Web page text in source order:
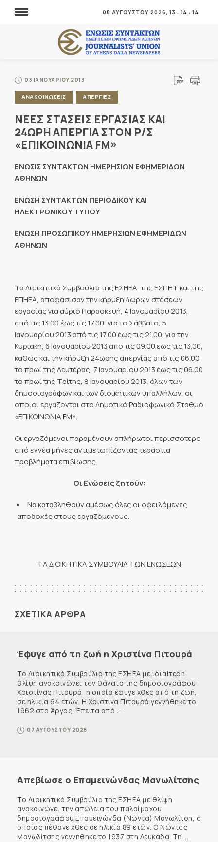
08 ΑΥΓΟΥΣΤΟΥ 2026, 13 : 14 : 14
03 ΙΑΝΟΥΑΡΙΟΥ 2013
ΑΝΑΚΟΙΝΩΣΕΙΣ ΑΠΕΡΓΙΕΣ
ΝΕΕΣ ΣΤΑΣΕΙΣ ΕΡΓΑΣΙΑΣ ΚΑΙ
24ΩΡΗ ΑΠΕΡΓΙΑ ΣΤΟΝ Ρ/Σ
«ΕΠΙΚΟΙΝΩΝΙΑ FM»
ΕΝΩΣΙΣ ΣΥΝΤΑΚΤΩΝ ΗΜΕΡΗΣΙΩΝ ΕΦΗΜΕΡΙΔΩΝ
ΑΘΗΝΩΝ
ΕΝΩΣΗ ΣΥΝΤΑΚΤΩΝ ΠΕΡΙΟΔΙΚΟΥ ΚΑΙ
ΗΛΕΚΤΡΟΝΙΚΟΥ ΤΥΠΟΥ
ΕΝΩΣΗ ΠΡΟΣΩΠΙΚΟΥ ΗΜΕΡΗΣΙΩΝ ΕΦΗΜΕΡΙΔΩΝ
ΑΘΗΝΩΝ
Τα Διοικητικά Συμβούλια της ΕΣΗΕΑ, της ΕΣΠΗΤ και της
ΕΠΗΕΑ, αποφάσισαν την κήρυξη 4ωρων στάσεων
εργασίας για αύριο Παρασκευή, 4 Ιανουαρίου 2013,
από τις 13.00 έως τις 17.00, για το Σάββατο, 5
Ιανουαρίου 2013 από τις 17.00 έως τις 21.00, για την
Κυριακή, 6 Ιανουαρίου 2013 από τις 09.00 έως τις 13.00,
καθώς και την κήρυξη 24ωρης απεργίας από τις 06.00
το πρωί της Δευτέρας, 7 Ιανουαρίου 2013 έως τις 06.00
το πρωί της Τρίτης, 8 Ιανουαρίου 2013, όλων των
δημοσιογράφων και των διοικητικών υπαλλήλων, οι
οποίοι εργάζονται στο Δημοτικό Ραδιοφωνικό Σταθμό
«ΕΠΙΚΟΙΝΩΝΙΑ FM».
Οι εργαζόμενοι παραμένουν απλήρωτοι περισσότερο
από εννέα μήνες αντιμετωπίζοντας τεράστια
προβλήματα επιβίωσης.
Οι Ενώσεις ζητούν:
Να καταβληθούν αμέσως όλες οι οφειλόμενες
αποδοχές στους εργαζόμενους.
ΤΑ ΔΙΟΙΚΗΤΙΚΑ ΣΥΜΒΟΥΛΙΑ ΤΩΝ ΕΝΩΣΕΩΝ
ΣΧΕΤΙΚΑ ΑΡΘΡΑ
Έφυγε από τη ζωή η Χριστίνα Πιτουρά
Το Διοικητικό Συμβούλιο της ΕΣΗΕΑ με ιδιαίτερη
θλίψη ανακοινώνει τον θάνατο της δημοσιογράφου
Χριστίνας Πιτουρά, η οποία έφυγε χθες από τη ζωή,
σε ηλικία 64 ετών. Η Χριστίνα Πιτουρά γεννήθηκε το
1962 στο Άργος. Έπειτα από ...
07 ΑΥΓΟΥΣΤΟΥ 2026
Απεβίωσε ο Επαμεινώνδας Μανωλίτσης
Το Διοικητικό Συμβούλιο της ΕΣΗΕΑ με θλίψη
ανακοινώνει την απώλεια του παλαίμαχου
δημοσιογράφου Επαμεινώνδα (Νώντα) Μανωλίτση, ο
οποίος πέθανε χθες σε ηλικία 89 ετών. Ο Νώντας
Μανωλίτσης γεννήθηκε το 1937 στη Λευκάδα. Τη ...